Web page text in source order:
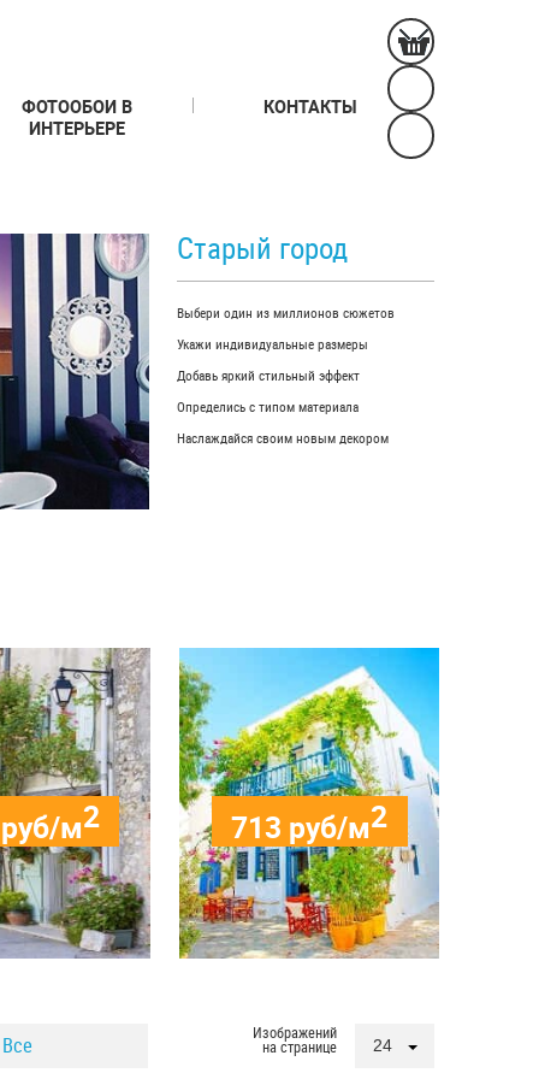
ФОТООБОИ В
ИНТЕРЬЕРЕ
КОНТАКТЫ
Старый город
Выбери один из миллионов сюжетов
Укажи индивидуальные размеры
Добавь яркий стильный эффект
Определись с типом материала
Наслаждайся своим новым декором
м2 713 руб/м2
Все 24
Изображений
на странице